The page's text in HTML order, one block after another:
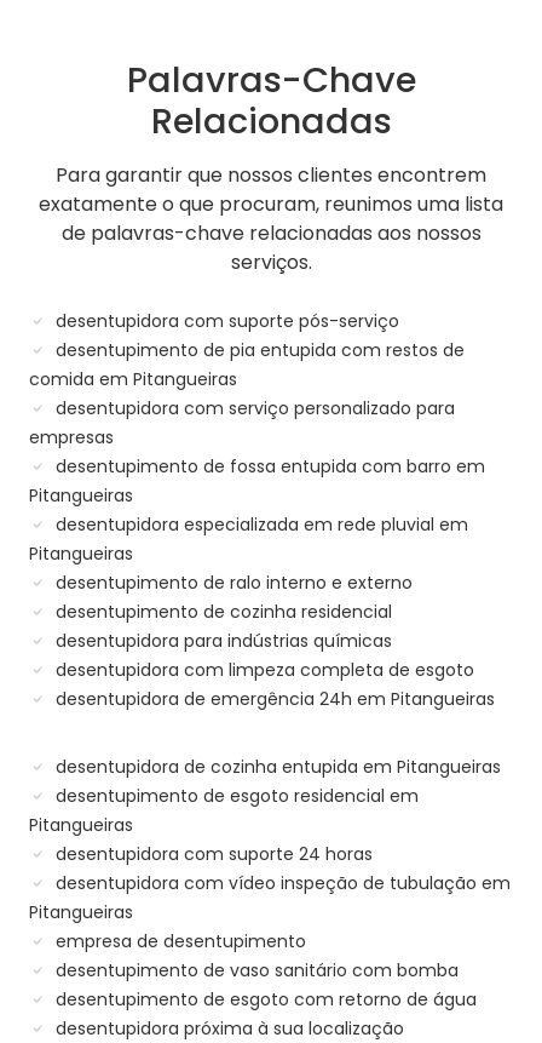
Palavras-Chave
Relacionadas
Para garantir que nossos clientes encontrem
exatamente o que procuram, reunimos uma lista
de palavras-chave relacionadas aos nossos
serviços.
desentupidora com suporte pós-serviço
desentupimento de pia entupida com restos de
comida em Pitangueiras
desentupidora com serviço personalizado para
empresas
desentupimento de fossa entupida com barro em
Pitangueiras
desentupidora especializada em rede pluvial em
Pitangueiras
desentupimento de ralo interno e externo
desentupimento de cozinha residencial
desentupidora para indústrias químicas
desentupidora com limpeza completa de esgoto
desentupidora de emergência 24h em Pitangueiras
desentupidora de cozinha entupida em Pitangueiras
desentupimento de esgoto residencial em
Pitangueiras
desentupidora com suporte 24 horas
desentupidora com vídeo inspeção de tubulação em
Pitangueiras
empresa de desentupimento
desentupimento de vaso sanitário com bomba
desentupimento de esgoto com retorno de água
desentupidora próxima à sua localização